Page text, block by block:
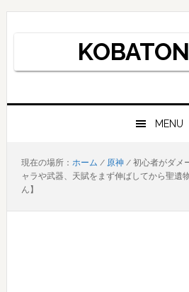
Skip
Skip
Skip
MENU
現在の場所： ホーム / 原神 /初心者がダメ
ャラや武器、天賦をまず伸ばしてから聖遺
ん】